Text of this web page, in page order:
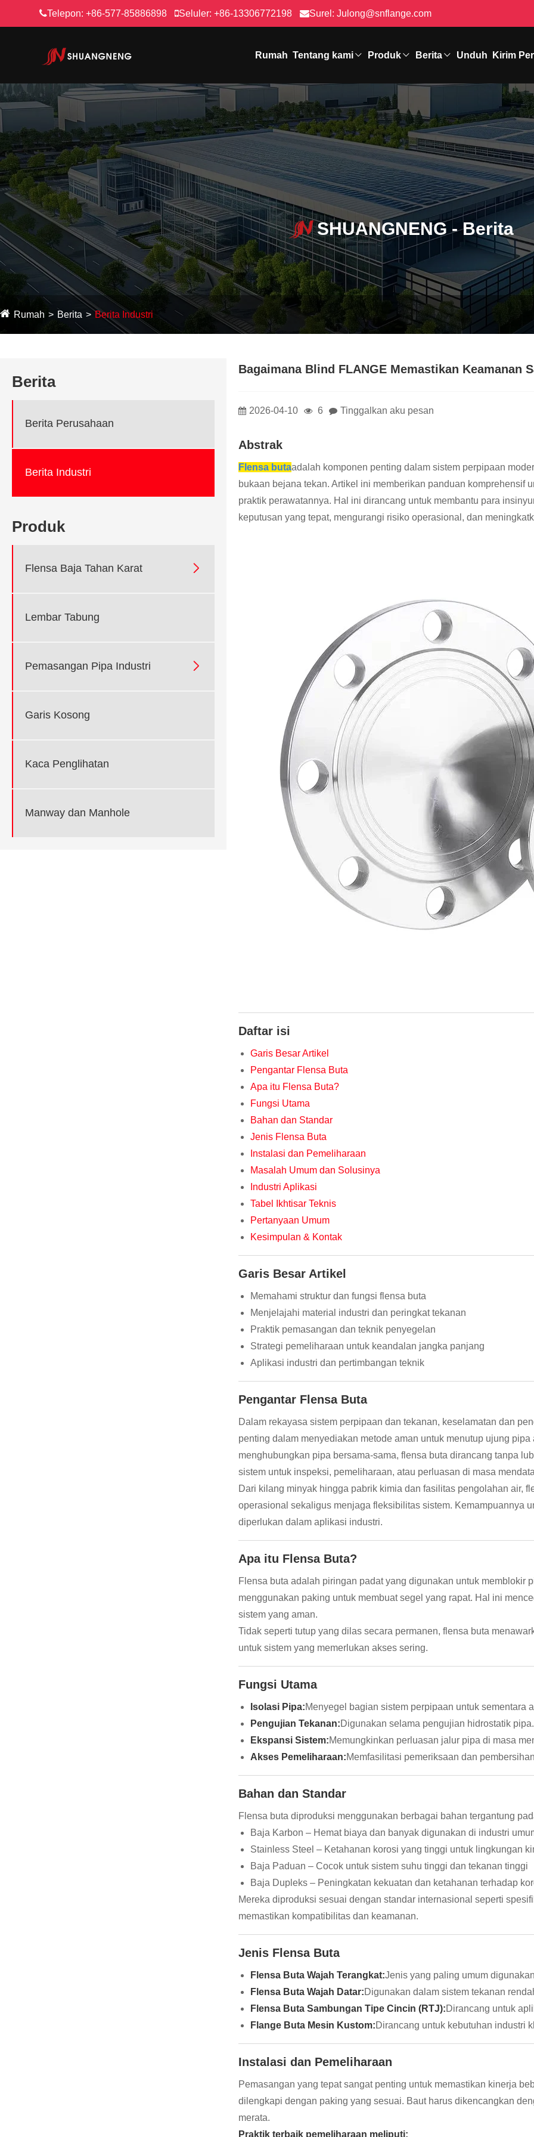
Telepon:+86-577-85886898 Seluler: +86-13306772198 Surel: Julong@snflange.com
Rumah Tentang kami Produk Berita Unduh Kirim
SHUANGNENG - Berita
Rumah Berita Berita Industri
Berita
Berita Perusahaan
Berita Industri
Produk
Flensa Baja Tahan Karat 
Lembar Tabung
Pemasangan Pipa Industri 
Garis Kosong
Kaca Penglihatan
Manway dan Manhole
Bagaimana Blind FLANGE Memastikan Keamanan
2026-04-10 6 Tinggalkan aku pesan
Abstrak
Flensa butaadalah komponen penting dalam sistem perpipaan
bukaan bejana tekan. Artikel ini memberikan panduan komprehensif
praktik perawatannya. Hal ini dirancang untuk membantu para
keputusan yang tepat, mengurangi risiko operasional, dan
Daftar isi
Garis Besar Artikel
Pengantar Flensa Buta
Apa itu Flensa Buta?
Fungsi Utama
Bahan dan Standar
Jenis Flensa Buta
Instalasi dan Pemeliharaan
Masalah Umum dan Solusinya
Industri Aplikasi
Tabel Ikhtisar Teknis
Pertanyaan Umum
Kesimpulan & Kontak
Garis Besar Artikel
Memahami struktur dan fungsi flensa buta
Menjelajahi material industri dan peringkat tekanan
Praktik pemasangan dan teknik penyegelan
Strategi pemeliharaan untuk keandalan jangka panjang
Aplikasi industri dan pertimbangan teknik
Pengantar Flensa Buta
Dalam rekayasa sistem perpipaan dan tekanan, keselamatan dan
penting dalam menyediakan metode aman untuk menutup ujung
menghubungkan pipa bersama-sama, flensa buta dirancang tanpa
sistem untuk inspeksi, pemeliharaan, atau perluasan di masa
Dari kilang minyak hingga pabrik kimia dan fasilitas pengolahan air,
operasional sekaligus menjaga fleksibilitas sistem. Kemampuannya
diperlukan dalam aplikasi industri.
Apa itu Flensa Buta?
Flensa buta adalah piringan padat yang digunakan untuk memblokir
menggunakan paking untuk membuat segel yang rapat. Hal ini
sistem yang aman.
Tidak seperti tutup yang dilas secara permanen, flensa buta
untuk sistem yang memerlukan akses sering.
Fungsi Utama
Isolasi Pipa:Menyegel bagian sistem perpipaan untuk sementara
Pengujian Tekanan:Digunakan selama pengujian hidrostatik pipa.
Ekspansi Sistem:Memungkinkan perluasan jalur pipa di masa
Akses Pemeliharaan:Memfasilitasi pemeriksaan dan
Bahan dan Standar
Flensa buta diproduksi menggunakan berbagai bahan tergantung
Baja Karbon – Hemat biaya dan banyak digunakan di industri
Stainless Steel – Ketahanan korosi yang tinggi untuk lingkungan
Baja Paduan – Cocok untuk sistem suhu tinggi dan tekanan tinggi
Baja Dupleks – Peningkatan kekuatan dan ketahanan terhadap
Mereka diproduksi sesuai dengan standar internasional seperti
memastikan kompatibilitas dan keamanan.
Jenis Flensa Buta
Flensa Buta Wajah Terangkat:Jenis yang paling umum
Flensa Buta Wajah Datar:Digunakan dalam sistem tekanan
Flensa Buta Sambungan Tipe Cincin (RTJ):Dirancang untuk
Flange Buta Mesin Kustom:Dirancang untuk kebutuhan industri
Instalasi dan Pemeliharaan
Pemasangan yang tepat sangat penting untuk memastikan kinerja
dilengkapi dengan paking yang sesuai. Baut harus dikencangkan
merata.
Praktik terbaik pemeliharaan meliputi: